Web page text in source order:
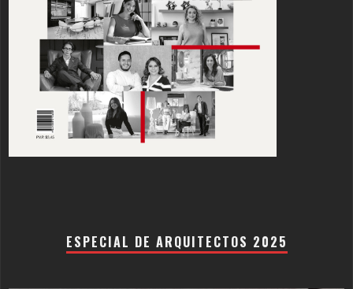
ESPECIAL DE ARQUITECTOS 2025